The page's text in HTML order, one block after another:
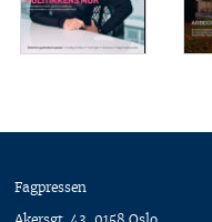
Fagpressen